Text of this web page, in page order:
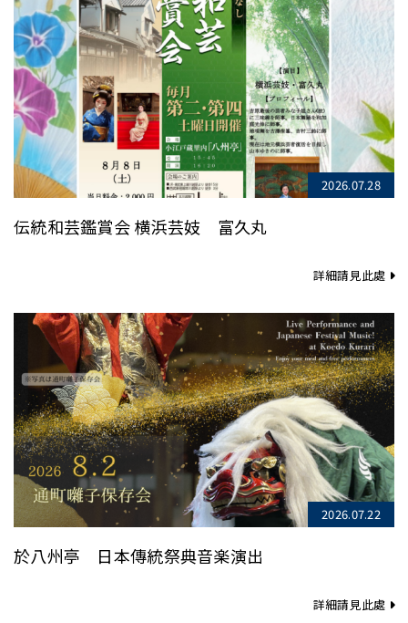
2026.07.28
伝統和芸鑑賞会 横浜芸妓 富久丸
詳細請見此處
2026.07.22
於八州亭 日本傳統祭典音楽演出
詳細請見此處